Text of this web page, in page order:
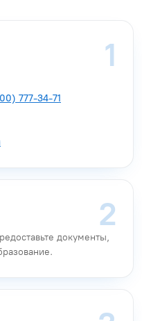
777-34-71
документы,